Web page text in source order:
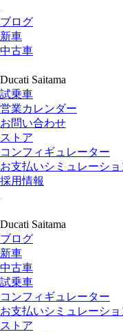
ブログ
新車
中古車
Ducati Saitama
試乗車
営業カレンダー
お問い合わせ
ストア
コンフィギュレーター
お支払いシミュレーショ
採用情報
Ducati Saitama
ブログ
新車
中古車
試乗車
コンフィギュレーター
お支払いシミュレーショ
ストア